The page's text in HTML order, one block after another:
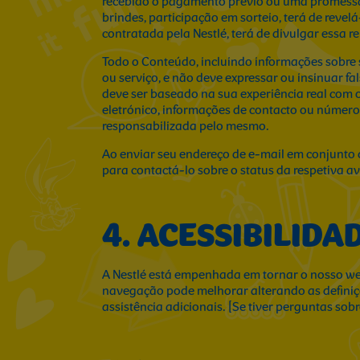
brindes, participação em sorteio, terá de
contratada pela Nestlé, terá de divulgar essa
Todo o Conteúdo, incluindo informações
ou serviço, e não deve expressar ou insinuar
deve ser baseado na sua experiência real
eletrónico, informações de contacto ou
responsabilizada pelo mesmo.
Ao enviar seu endereço de e-mail em
para contactá-lo sobre o status da respetiva
4.
A Nestlé está empenhada em tornar o nosso
navegação pode melhorar alterando as
assistência adicionais. [Se tiver perguntas